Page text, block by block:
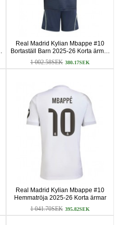
Real Madrid Kylian Mbappe #10
Bortaställ Barn 2025-26 Korta ärmar
(+ Korta byxor)
1 002.58SEK 380.17SEK
Real Madrid Kylian Mbappe #10
Hemmatröja 2025-26 Korta ärmar
1 041.70SEK 395.82SEK